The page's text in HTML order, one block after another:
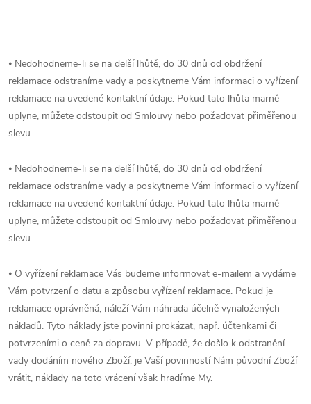
⦁ Nedohodneme-li se na delší lhůtě, do 30 dnů od obdržení
reklamace odstraníme vady a poskytneme Vám informaci o vyřízení
reklamace na uvedené kontaktní údaje. Pokud tato lhůta marně
uplyne, můžete odstoupit od Smlouvy nebo požadovat přiměřenou
slevu.
⦁ Nedohodneme-li se na delší lhůtě, do 30 dnů od obdržení
reklamace odstraníme vady a poskytneme Vám informaci o vyřízení
reklamace na uvedené kontaktní údaje. Pokud tato lhůta marně
uplyne, můžete odstoupit od Smlouvy nebo požadovat přiměřenou
slevu.
⦁ O vyřízení reklamace Vás budeme informovat e-mailem a vydáme
Vám potvrzení o datu a způsobu vyřízení reklamace. Pokud je
reklamace oprávněná, náleží Vám náhrada účelně vynaložených
nákladů. Tyto náklady jste povinni prokázat, např. účtenkami či
potvrzeními o ceně za dopravu. V případě, že došlo k odstranění
vady dodáním nového Zboží, je Vaší povinností Nám původní Zboží
vrátit, náklady na toto vrácení však hradíme My.